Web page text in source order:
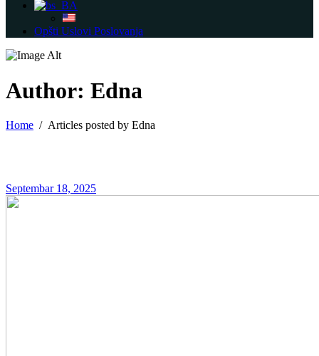
Opšti Uslovi Poslovanja
Author: Edna
Home / Articles posted by Edna
Septembar 18, 2025